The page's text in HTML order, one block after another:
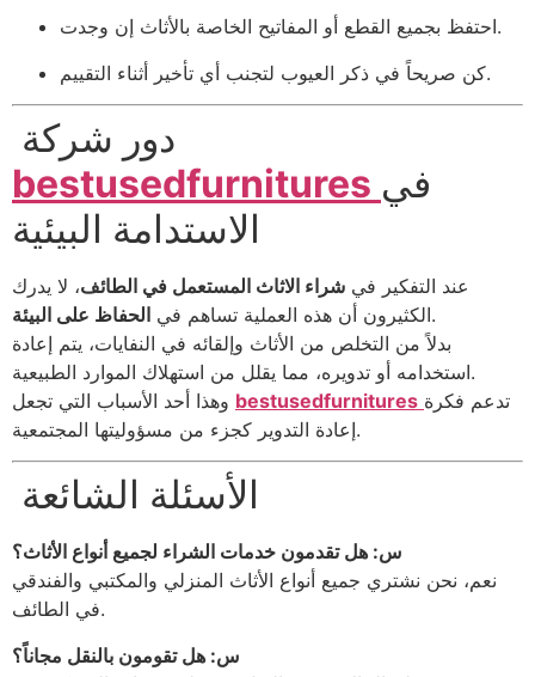
احتفظ بجميع القطع أو المفاتيح الخاصة بالأثاث إن وجدت.
كن صريحاً في ذكر العيوب لتجنب أي تأخير أثناء التقييم.
دور شركة
bestusedfurnitures في
الاستدامة البيئية
عند التفكير في شراء الاثاث المستعمل في الطائف، لا يدرك
الكثيرون أن هذه العملية تساهم في الحفاظ على البيئة
.
بدلاً من التخلص من الأثاث وإلقائه في النفايات، يتم إعادة
استخدامه أو تدويره، مما يقلل من استهلاك الموارد الطبيعية.
bestusedfurnitures تدعم فكرة
إعادة التدوير كجزء من مسؤوليتها المجتمعية.
الأسئلة الشائعة
س: هل تقدمون خدمات الشراء لجميع أنواع الأثاث؟
نعم، نحن نشتري جميع أنواع الأثاث المنزلي والمكتبي والفندقي
في الطائف.
س: هل تقومون بالنقل مجاناً؟